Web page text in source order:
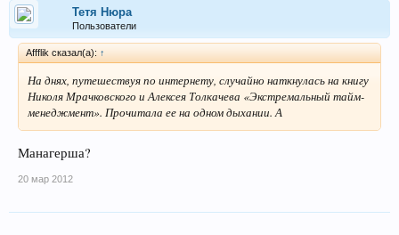
Тетя Нюра
Пользователи
Affflik сказал(а): ↑
На днях, путешествуя по интернету, случайно наткнулась на книгу
Николя Мрачковского и Алексея Толкачева «Экстремальный тайм-
менеджмент». Прочитала ее на одном дыхании. А
Манагерша?
20 мар 2012